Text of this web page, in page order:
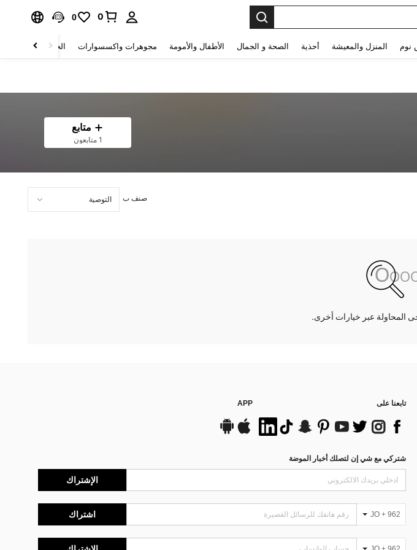
0
0
نوم المنزل والمعيشة أحذية الصحة و الجمال الأطفال والأمومة مجوهرات واكسسوارات الحقائب والأمتعة
متابع
1 متابعون
صنف ب
المحاولة عبر خيارات أخرى.
تابعنا على APP
شتركي مع شي إن لتصلك أخبار الموضة
الإشتراك
JO + 962 اشتراك